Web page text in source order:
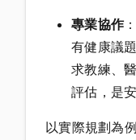
專業協作
有健康議
求教練、
評估，是
以實際規劃為